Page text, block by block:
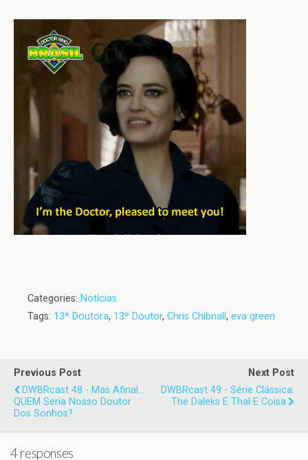
Categories: Notícias
Tags: 13ª Doutora, 13º Doutor, Chris Chibnall , eva green
Previous Post
DWBRcast 48 - Mas Afinal...
QUEM Seria Nosso Doutor
Dos Sonhos?
Next Post
DWBRcast 49 - Série Clássica:
The Daleks E Thal E Coisa
4 responses